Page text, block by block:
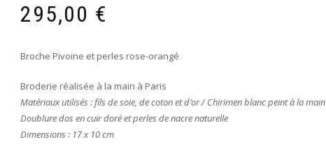
295,00 €
Broche Pivoine et perles rose-orangé
Broderie réalisée à la main à Paris
Matériaux utilisés : fils de soie, de coton et d’or / Chirimen blanc peint à la main
Doublure dos en cuir doré et perles de nacre naturelle
Dimensions : 17 x 10 cm